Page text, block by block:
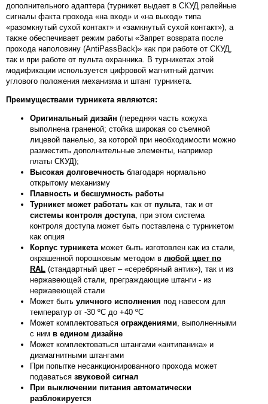
дополнительного адаптера (турникет выдает в СКУД релейные
сигналы факта прохода «на вход» и «на выход» типа
«разомкнутый сухой контакт» и «замкнутый сухой контакт»), а
также обеспечивает режим работы «Запрет возврата после
прохода наполовину (AntiPassBack)» как при работе от СКУД,
так и при работе от пульта охранника. В турникетах этой
модификации используется цифровой магнитный датчик
углового положения механизма и штанг турникета.
Преимуществами турникета являются:
Оригинальный дизайн (передняя часть кожуха
выполнена граненой; стойка широкая со съемной
лицевой панелью, за которой при необходимости можно
разместить дополнительные элементы, например
платы СКУД);
Высокая долговечность благодаря нормально
открытому механизму
Плавность и бесшумность работы
Турникет может работать как от пульта, так и от
системы контроля доступа, при этом система
контроля доступа может быть поставлена с турникетом
как опция
Корпус турникетаможет быть изготовлен как из стали,
окрашенной порошковым методом в любой цвет по
RAL (стандартный цвет – «серебряный антик»), так и из
нержавеющей стали, преграждающие штанги - из
нержавеющей стали
Может быть уличного исполнения под навесом для
температур от -30 ºС до +40 ºС
Может комплектоваться ограждениями, выполненными
с ним в едином дизайне
Может комплектоваться штангами «антипаника» и
диамагнитными штангами
При попытке несанкционированного прохода может
подаваться звуковой сигнал
При выключении питания автоматически
разблокируется